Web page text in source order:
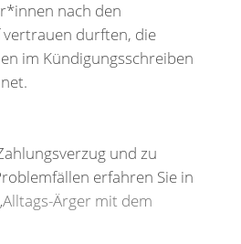
nach den
durften, die
im Kündigungsschreiben
und zu
erfahren Sie in
Alltags-Ärger mit dem